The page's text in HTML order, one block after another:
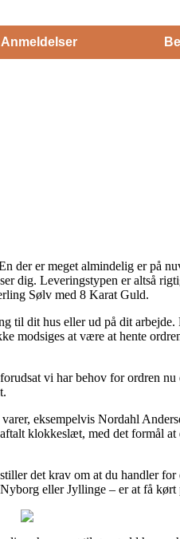
Anmeldelser
der er meget almindelig er på
dig. Leveringstypen er altså
Sølv med 8 Karat Guld.
til dit hus eller ud på dit
modsiges at være at hente
vi har behov for ordren
eksempelvis Nordahl
klokkeslæt, med det formål
det krav om at du handler
eller Jyllinge – er at få kørt